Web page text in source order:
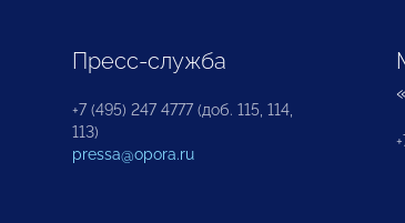
Пресс-служба
+7 (495) 247 4777 (доб. 115, 114,
113)
pressa@opora.ru